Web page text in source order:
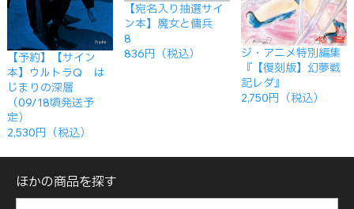
【予約】【サイン
本】ウルトラQ は
じまりの深層
（09/18頃発送予
定）
2,530円（税込）
【宛名入り抽選サイ
ン本】魔女と傭兵
8
836円（税込）
ジ・アニメ特別編集
『【復刻版】幻夢戦
記レダ』
2,750円（税込）
ほかの商品を探す